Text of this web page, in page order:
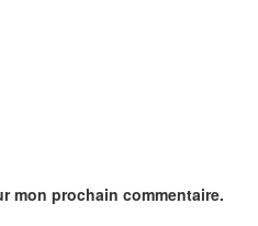
mon prochain commentaire.